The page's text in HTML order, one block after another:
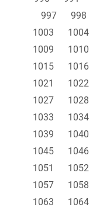
997
998
1003
1004
1009
1010
1015
1016
1021
1022
1027
1028
1033
1034
1039
1040
1045
1046
1051
1052
1057
1058
1063
1064